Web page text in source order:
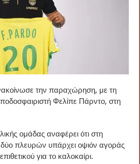
την παραχώρηση, με τη
Φελίπε Πάρντο, στη
ομάδας αναφέρει ότι στη
πλευρών υπάρχει οψιόν αγοράς
για το καλοκαίρι.